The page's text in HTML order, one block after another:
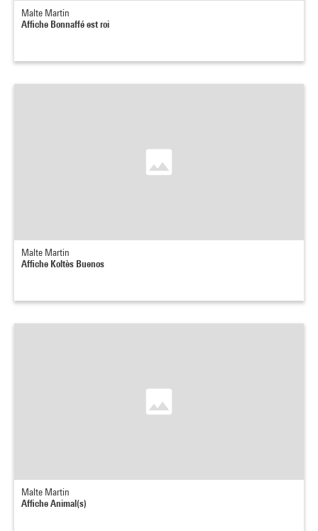
Malte Martin
Affiche Bonnaffé est roi
Malte Martin
Affiche Koltès Buenos
Malte Martin
Affiche Animal(s)